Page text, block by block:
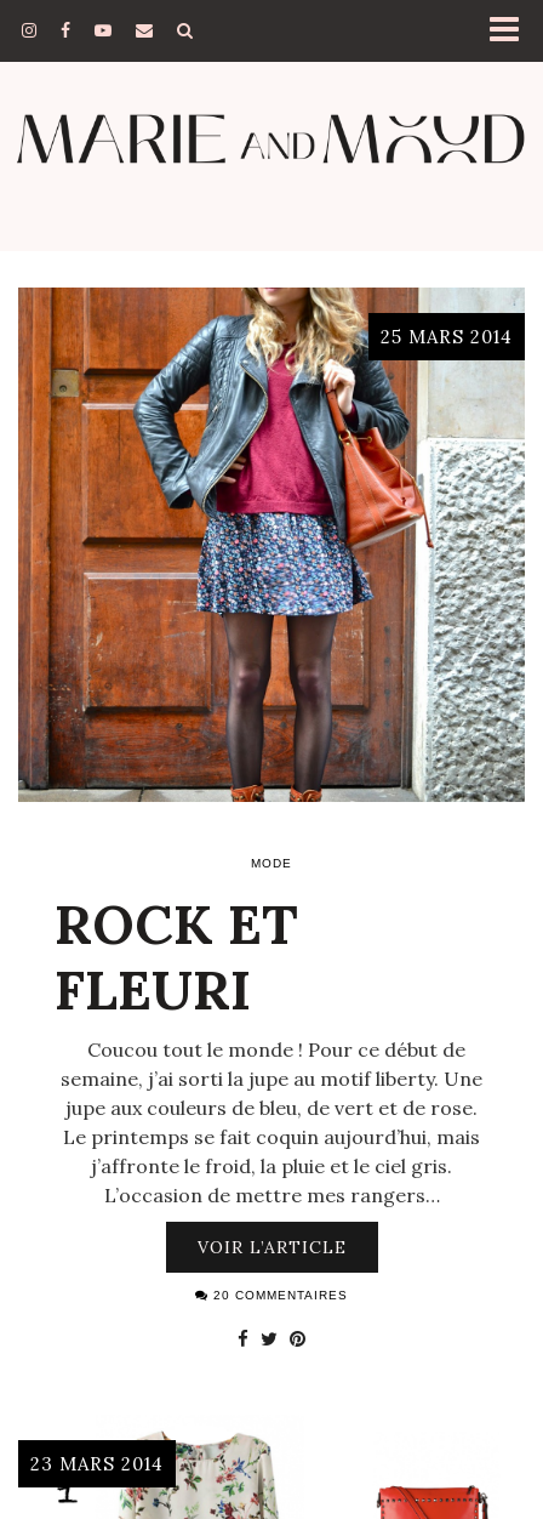
25 MARS 2014
MODE
ROCK ET
FLEURI
Coucou tout le monde ! Pour ce début de
semaine, j’ai sorti la jupe au motif liberty. Une
jupe aux couleurs de bleu, de vert et de rose.
Le printemps se fait coquin aujourd’hui, mais
j’affronte le froid, la pluie et le ciel gris.
L’occasion de mettre mes rangers…
VOIR L’ARTICLE
20 COMMENTAIRES
23 MARS 2014